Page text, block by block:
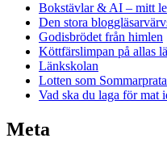
Bokstävlar & AI – mitt
Den stora
Godisbrödet från himlen
Köttfärslimpan på allas
Länkskolan
Lotten som
Vad ska du laga för mat
Meta